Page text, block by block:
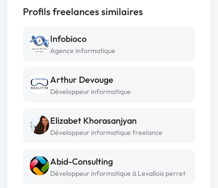
Profils freelances similaires
Infobioco
Agence informatique
Arthur Devouge
Développeur informatique
Elizabet Khorasanjyan
Développeur informatique freelance
Abid-Consulting
Développeur informatique à Levallois perret